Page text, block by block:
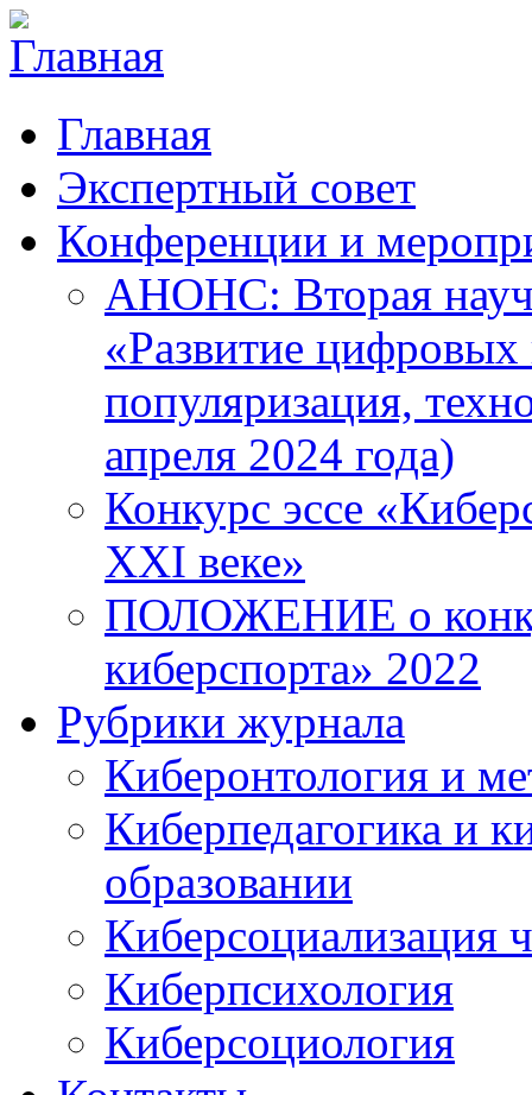
Главная
Экспертный совет
Конференции и
АНОНС: Вторая
«Развитие цифровых
популяризация,
апреля 2024 года)
Конкурс эссе
XXI веке»
ПОЛОЖЕНИЕ о
киберспорта» 2022
Рубрики журнала
Киберонтология и
Киберпедагогика и
образовании
Киберсоциализация
Киберпсихология
Киберсоциология